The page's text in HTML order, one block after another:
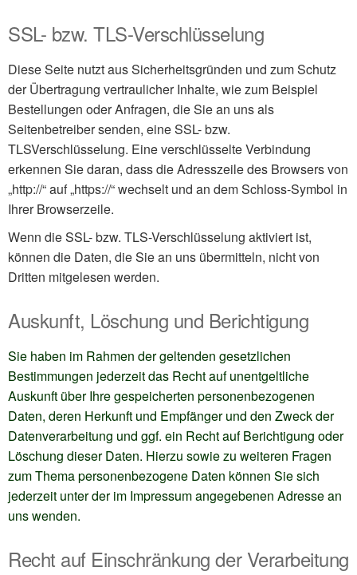
SSL- bzw. TLS-Verschlüsselung
Diese Seite nutzt aus Sicherheitsgründen und zum Schutz
der Übertragung vertraulicher Inhalte, wie zum Beispiel
Bestellungen oder Anfragen, die Sie an uns als
Seitenbetreiber senden, eine SSL- bzw.
TLSVerschlüsselung. Eine verschlüsselte Verbindung
erkennen Sie daran, dass die Adresszeile des Browsers von
„http://“ auf „https://“ wechselt und an dem Schloss-Symbol in
Ihrer Browserzeile.
Wenn die SSL- bzw. TLS-Verschlüsselung aktiviert ist,
können die Daten, die Sie an uns übermitteln, nicht von
Dritten mitgelesen werden.
Auskunft, Löschung und Berichtigung
Sie haben im Rahmen der geltenden gesetzlichen
Bestimmungen jederzeit das Recht auf unentgeltliche
Auskunft über Ihre gespeicherten personenbezogenen
Daten, deren Herkunft und Empfänger und den Zweck der
Datenverarbeitung und ggf. ein Recht auf Berichtigung oder
Löschung dieser Daten. Hierzu sowie zu weiteren Fragen
zum Thema personenbezogene Daten können Sie sich
jederzeit unter der im Impressum angegebenen Adresse an
uns wenden.
Recht auf Einschränkung der Verarbeitung